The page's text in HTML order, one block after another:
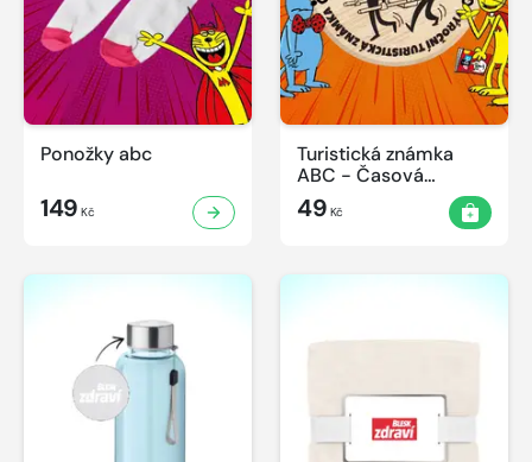
Ponožky abc
149 Kč
Turistická známka
ABC - Časová
schránka v ZOO
49 Kč